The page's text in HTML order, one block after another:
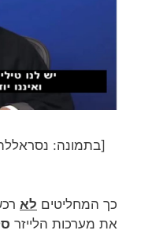
[בתמונה:
כך המחליטים לא
את מערכות הלייזר